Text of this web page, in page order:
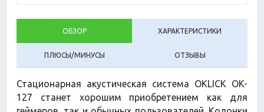
ОБЗОР ХАРАКТЕРИСТИКИ
ПЛЮСЫ/МИНУСЫ ОТЗЫВЫ
Стационарная акустическая система OKLICK OK-
127 станет хорошим приобретением как для